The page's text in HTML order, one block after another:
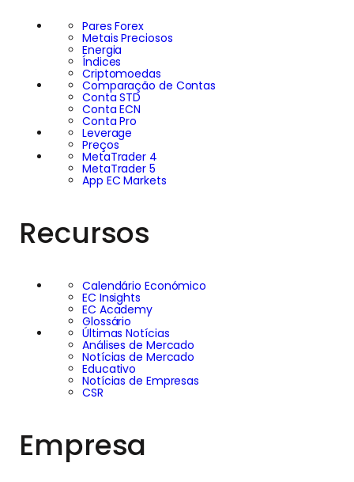
Pares Forex
Metais Preciosos
Energia
Índices
Criptomoedas
Comparação de Contas
Conta STD
Conta ECN
Conta Pro
Leverage
Preços
MetaTrader 4
MetaTrader 5
App EC Markets
Recursos
Calendário Económico
EC Insights
EC Academy
Glossário
Últimas Notícias
Análises de Mercado
Notícias de Mercado
Educativo
Notícias de Empresas
CSR
Empresa